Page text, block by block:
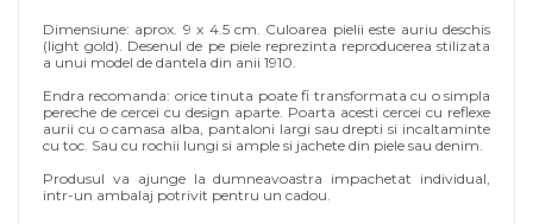
Dimensiune: aprox. 9 x 4.5 cm. Culoarea pielii este auriu deschis
(light gold). Desenul de pe piele reprezinta reproducerea stilizata
a unui model de dantela din anii 1910.
Endra recomanda: orice tinuta poate fi transformata cu o simpla
pereche de cercei cu design aparte. Poarta acesti cercei cu reflexe
aurii cu o camasa alba, pantaloni largi sau drepti si incaltaminte
cu toc. Sau cu rochii lungi si ample si jachete din piele sau denim.
Produsul va ajunge la dumneavoastra impachetat individual,
intr-un ambalaj potrivit pentru un cadou.